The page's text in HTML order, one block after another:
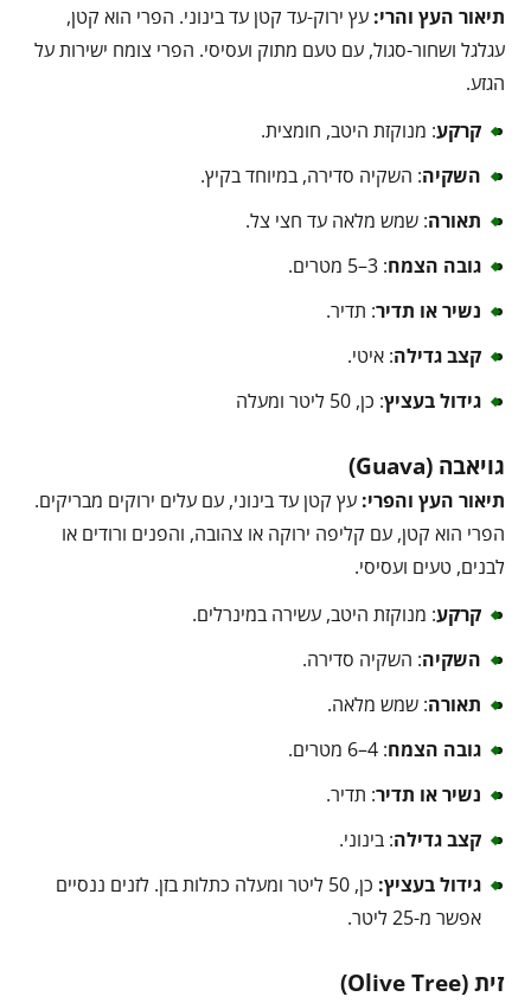
תיאור העץ והרי:עץ ירוק-עד קטן עד בינוני. הפרי הוא קטן,
עגלגל ושחור-סגול, עם טעם מתוק ועסיסי. הפרי צומח ישירות על
הגזע.
קרקע: מנוקזת היטב, חומצית.
השקיה: השקיה סדירה, במיוחד בקיץ.
תאורה: שמש מלאה עד חצי צל.
גובה הצמח: 3–5 מטרים.
נשיר או תדיר: תדיר.
קצב גדילה: איטי.
גידול בעציץ: כן, 50 ליטר ומעלה
גויאבה (Guava)
תיאור העץ והפרי:עץ קטן עד בינוני, עם עלים ירוקים מבריקים.
הפרי הוא קטן, עם קליפה ירוקה או צהובה, והפנים ורודים או
לבנים, טעים ועסיסי.
קרקע: מנוקזת היטב, עשירה במינרלים.
השקיה: השקיה סדירה.
תאורה: שמש מלאה.
גובה הצמח: 4–6 מטרים.
נשיר או תדיר: תדיר.
קצב גדילה: בינוני.
גידול בעציץ:
כן, 50 ליטר ומעלה כתלות בזן. לזנים ננסיים
אפשר מ-25 ליטר.
זית (Olive Tree)